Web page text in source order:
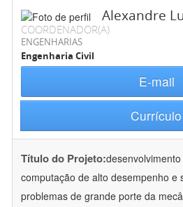
Alexandre
COORDENADOR(A)
ENGENHARIAS
Engenharia Civil
E-mail
Currículo
Título do Projeto:
computação de alto desempenho e
problemas de grande porte da